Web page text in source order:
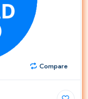
Compare